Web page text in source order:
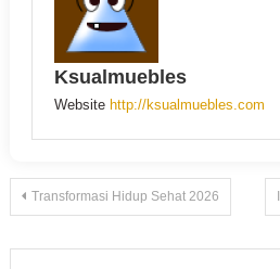
Ksualmuebles
Website http://ksualmuebles.com
Navigasi
pos
Transformasi Hidup Sehat 2026